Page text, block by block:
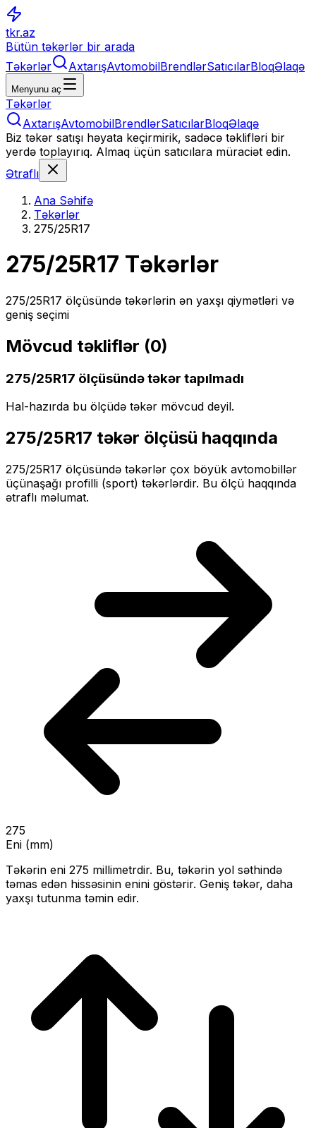
tkr.az
Bütün təkərlər bir arada
Təkərlər
AxtarışAvtomobilBrendlərSatıcılarBloqƏlaqə
Menyunu aç
Təkərlər
AxtarışAvtomobilBrendlərSatıcılarBloqƏlaqə
Biz təkər satışı həyata keçirmirik, sadəcə təklifləri bir
yerdə toplayırıq. Almaq üçün satıcılara müraciət edin.
Ətraflı
Ana Səhifə
Təkərlər
275/25R17
275/25R17 Təkərlər
275/25R17 ölçüsündə təkərlərin ən yaxşı qiymətləri və
geniş seçimi
Mövcud təkliflər (0)
275/25R17 ölçüsündə təkər tapılmadı
Hal-hazırda bu ölçüdə təkər mövcud deyil.
275/25R17 təkər ölçüsü haqqında
275/25R17 ölçüsündə təkərlər çox böyük avtomobillər
üçünaşağı profilli (sport) təkərlərdir. Bu ölçü haqqında
ətraflı məlumat.
275
Eni (mm)
Təkərin eni 275 millimetrdir. Bu, təkərin yol səthində
təmas edən hissəsinin enini göstərir. Geniş təkər, daha
yaxşı tutunma təmin edir.